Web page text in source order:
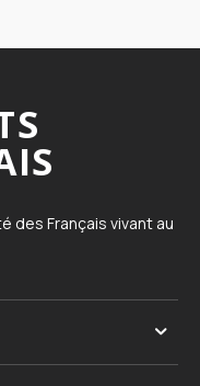
des Français vivant au